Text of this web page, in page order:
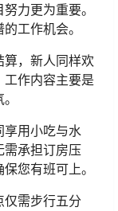
力更为重要。
工作机会。
，新人同样欢
作内容主要是
享用小吃与水
需承担订房压
您有班可上。
需步行五分